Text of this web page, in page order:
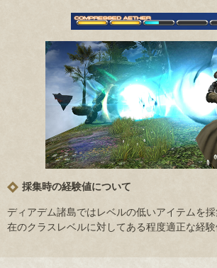
採集時の経験値について
ディアデム諸島ではレベルの低いアイテムを
在のクラスレベルに対してある程度適正な経験